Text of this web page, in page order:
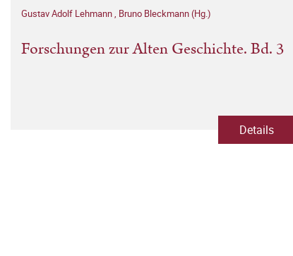
Gustav Adolf Lehmann, Bruno Bleckmann (Hg.)
Forschungen zur Alten Geschichte. Bd. 3
Details